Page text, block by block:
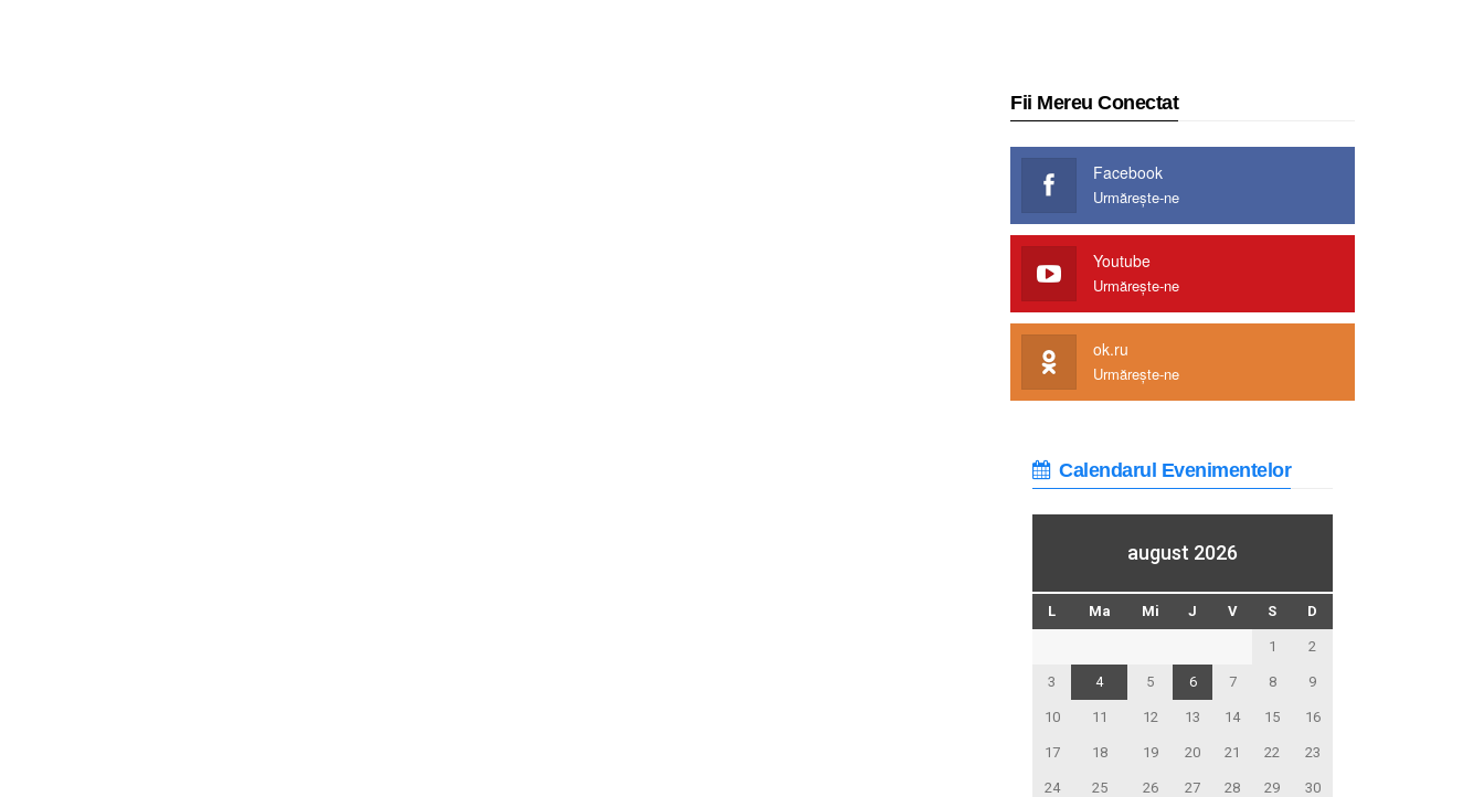
Fii Mereu Conectat
Facebook
Urmărește-ne
Youtube
Urmărește-ne
ok.ru
Urmărește-ne
Calendarul Evenimentelor
august 2026
L Ma Mi J V S D
1 2
3 4 5 6 7 8 9
10 11 12 13 14 15 16
17 18 19 20 21 22 23
24 25 26 27 28 29 30